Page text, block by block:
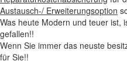
Austausch-/ Erweiterungsoption
Was heute Modern und teuer ist,
gefallen!!
Wenn Sie immer das neuste
für Sie!!